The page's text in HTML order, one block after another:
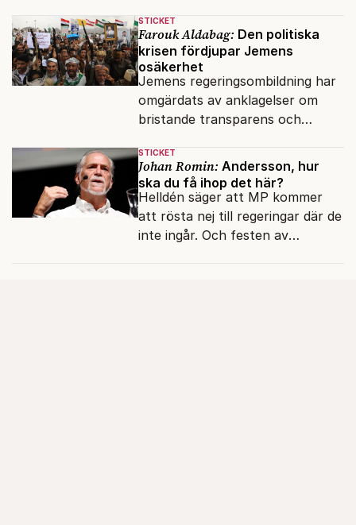
robot.
STICKET
Farouk Aldabag: Den politiska
krisen fördjupar Jemens
osäkerhet
Jemens regeringsombildning har
omgärdats av anklagelser om
bristande transparens och
internationella biståndsmedel.
STICKET
Johan Romin: Andersson, hur
ska du få ihop det här?
Helldén säger att MP kommer
att rösta nej till regeringar där de
inte ingår. Och festen av